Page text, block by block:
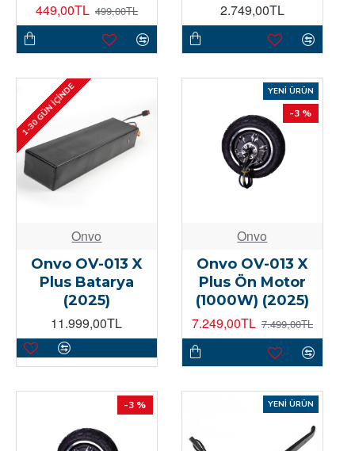
449,00TL 499,00TL 2.749,00TL
1-30 GÜN İÇINDE
Onvo
Onvo OV-013 X
Plus Batarya
(2025)
11.999,00TL
YENI ÜRÜN
-3 %
Onvo
Onvo OV-013 X
Plus Ön Motor
(1000W) (2025)
7.249,00TL 7.499,00TL
-3 % YENI ÜRÜN